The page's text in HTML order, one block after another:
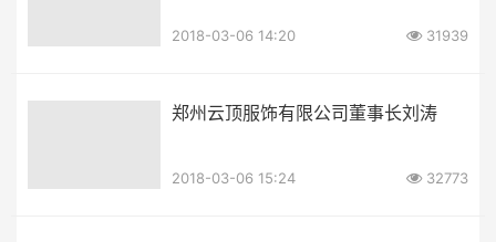
2018-03-06 14:20 31939
郑州云顶服饰有限公司董事长刘涛
2018-03-06 15:24 32773